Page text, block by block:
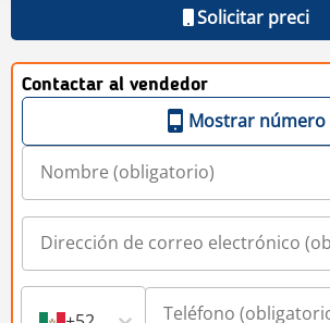
Solicitar preci
Contactar al vendedor
Mostrar número